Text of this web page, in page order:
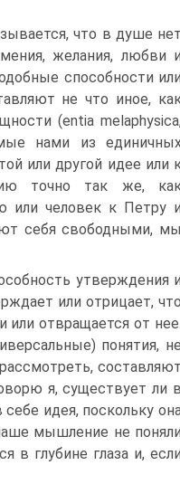
что в душе нет
желания, любви и
способности или
не что иное,
(entia
нами из
или другой идее или
точно так же,
или человек к Петру и
себя свободными, мы
утверждения и
или отрицает, что
или отвращается от нее.
понятия, не
составляют
я, существует ли в
идея, поскольку
мышление не поняли
в глубине глаза и, если